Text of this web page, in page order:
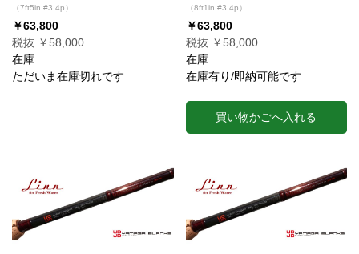
（7ft5in #3 4p）
￥63,800
税抜 ￥58,000
在庫
ただいま在庫切れです
（8ft1in #3 4p）
￥63,800
税抜 ￥58,000
在庫
在庫有り/即納可能です
買い物かごへ入れる